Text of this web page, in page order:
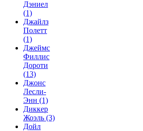
Дэниел
(1)
Джайлз
Полетт
(1)
Джеймс
Филлис
Дороти
(13)
Джонс
Лесли-
Энн (1)
Диккер
Жоэль (3)
Дойл